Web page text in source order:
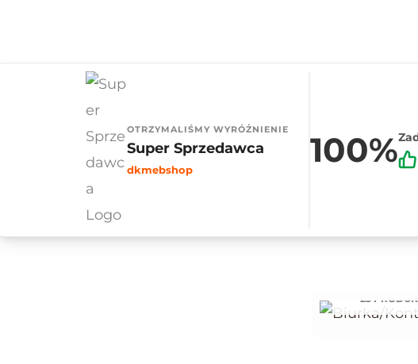
OTRZYMALIŚMY WYRÓŻNIENIE
Super Sprzedawca
dkmebshop 100%
23